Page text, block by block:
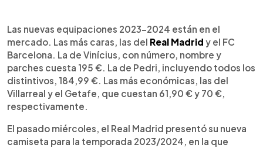
Escuchar artículo
Las nuevas equipaciones 2023-2024 están en el
mercado. Las más caras, las del Real Madrid y el FC
Barcelona. La de Vinícius, con número, nombre y
parches cuesta 195 €. La de Pedri, incluyendo todos los
distintivos, 184,99 €. Las más económicas, las del
Villarreal y el Getafe, que cuestan 61,90 € y 70 €,
respectivamente.
El pasado miércoles, el Real Madrid presentó su nueva
camiseta para la temporada 2023/2024, en la que